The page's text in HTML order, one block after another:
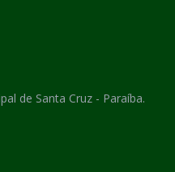
de Santa Cruz - Paraíba.